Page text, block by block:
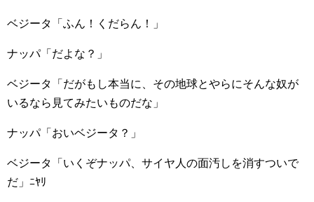
ベジータ「ふん！くだらん！」
ナッパ「だよな？」
ベジータ「だがもし本当に、その地球とやらにそんな奴が
いるなら見てみたいものだな」
ナッパ「おいベジータ？」
ベジータ「いくぞナッパ、サイヤ人の面汚しを消すついで
だ」ﾆﾔﾘ